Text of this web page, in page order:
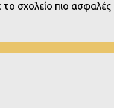
σχολείο πιο ασφαλές